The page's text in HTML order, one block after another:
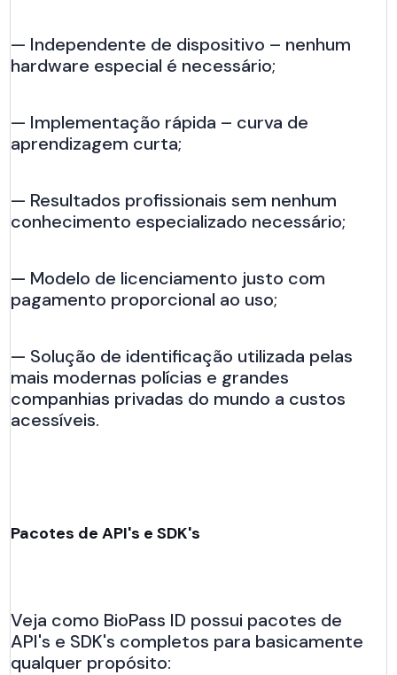
— Independente de dispositivo – nenhum
hardware especial é necessário;
— Implementação rápida – curva de
aprendizagem curta;
— Resultados profissionais sem nenhum
conhecimento especializado necessário;
— Modelo de licenciamento justo com
pagamento proporcional ao uso;
— Solução de identificação utilizada pelas
mais modernas polícias e grandes
companhias privadas do mundo a custos
acessíveis.
Pacotes de API's e SDK's
Veja como BioPass ID possui pacotes de
API's e SDK's completos para basicamente
qualquer propósito: